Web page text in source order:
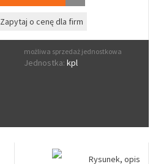
Zapytaj o cenę dla firm
możliwa sprzedaż jednostkowa
Jednostka: kpl
Rysunek, opis